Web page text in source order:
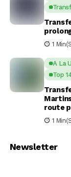
1
A La
Top
route
1
Newsletter